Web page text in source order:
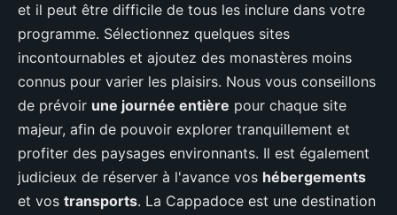
et il peut être difficile de tous les inclure dans votre
programme. Sélectionnez quelques sites
incontournables et ajoutez des monastères moins
connus pour varier les plaisirs. Nous vous conseillons
de prévoir une journée entière pour chaque site
majeur, afin de pouvoir explorer tranquillement et
profiter des paysages environnants. Il est également
judicieux de réserver à l'avance vos hébergements
et vos transports. La Cappadoce est une destination